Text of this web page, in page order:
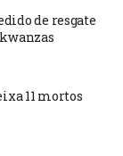
de resgate
11 mortos